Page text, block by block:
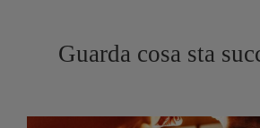
Guarda cosa sta